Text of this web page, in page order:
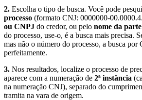
2. Escolha o tipo de busca. Você pode
processo (formato CNJ: 0000000-
ou CNPJ do credor, ou pelo nome da parte
do processo, use-o, é a busca mais precisa.
mas não o número do processo, a busca por
perfeitamente.
3. Nos resultados, localize o processo de
aparece com a numeração de 2ª instância
na numeração CNJ), separado do
tramita na vara de origem.